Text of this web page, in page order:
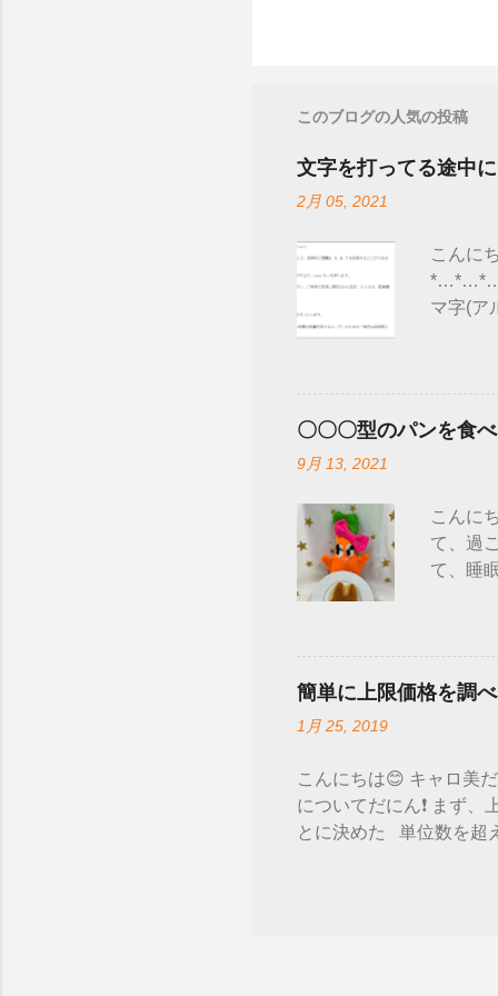
このブログの人気の投稿
文字を打ってる途中
2月 05, 2021
こんに
マ字(ア
表 さ
す。
性があ
〇〇〇型のパンを食
9月 13, 2021
こんに
て、過
て、睡
たに
は長方
簡単に上限価格を調
1月 25, 2019
こんにちは😊 キャロ美
についてだにん❗ まず
とに決めた 単位数を超
ットで、 「福祉用具
してね ★ 全国平均価格